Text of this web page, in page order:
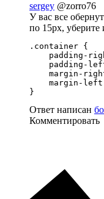
sergey @zorro76
У вас все
по 15px, уберите
.container {
padding-
padding-
margin-
margin-
}
Ответ написан
Комментировать